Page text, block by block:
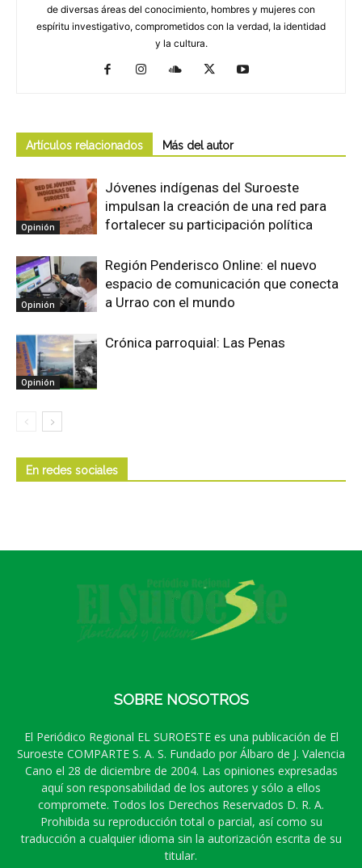
de diversas áreas del conocimiento, hombres y mujeres con
espíritu investigativo, comprometidos con la verdad, la identidad
y la cultura.
Artículos relacionados Más del autor
Opinión
Jóvenes indígenas del Suroeste
impulsan la creación de una red para
fortalecer su participación política
Opinión
Región Penderisco Online: el nuevo
espacio de comunicación que conecta
a Urrao con el mundo
Opinión
Crónica parroquial: Las Penas
En redes sociales
SOBRE NOSOTROS
El Periódico Regional EL SUROESTE es una publicación de El
Suroeste COMPARTE S. A. S. Fundado por Álbaro de J. Valencia
Cano el 28 de diciembre de 2004. Las opiniones expresadas
aquí son responsabilidad de los autores y sólo a ellos
compromete. Todos los Derechos Reservados D. R. A.
Prohibida su reproducción total o parcial, así como su
traducción a cualquier idioma sin la autorización escrita de su
titular.